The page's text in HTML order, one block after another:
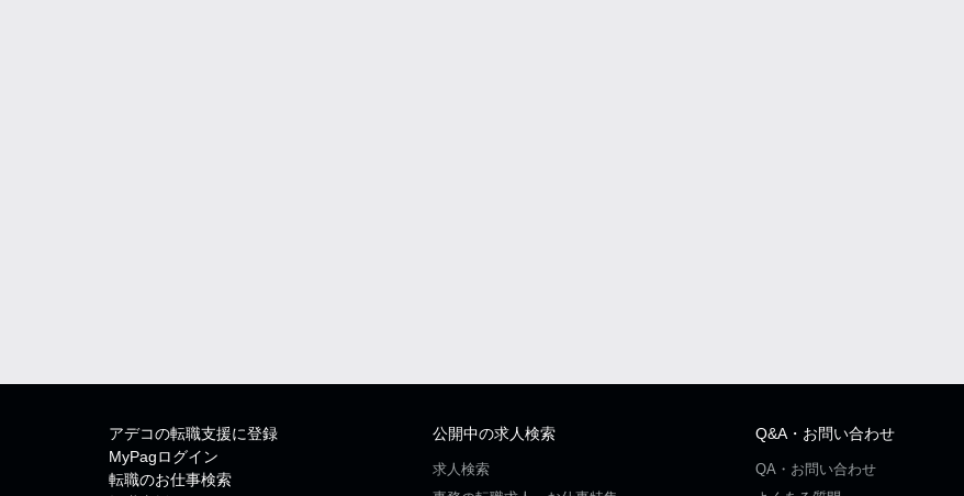
アデコの転職支援に登録
MyPagログイン
転職のお仕事検索
公開中の求人検索
求人検索
Q&A・お問い合わせ
QA・お問い合わせ